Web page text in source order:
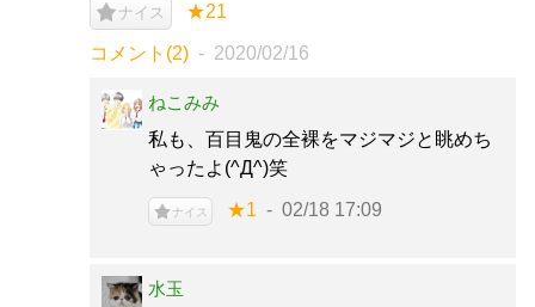
ナイス ★21
コメント(2) 2020/02/16
ねこみみ
私も、百目鬼の全裸をマジマジと眺めち
ゃったよ(^Д^)笑
ナイス ★1 02/18 17:09
水玉